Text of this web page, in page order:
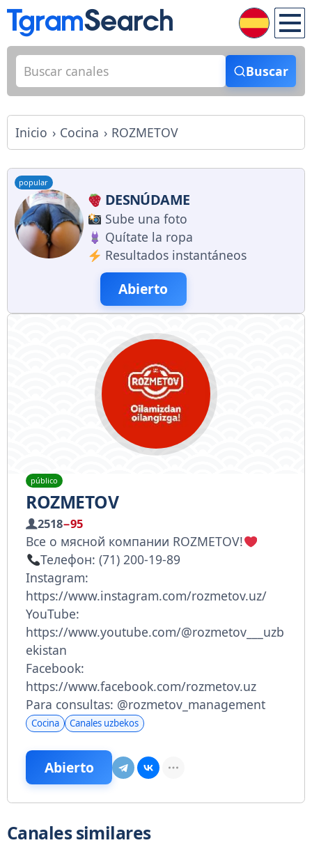
Buscar
Inicio Cocina ROZMETOV
popular
DESNÚDAME
Sube una foto
Quítate la ropa
Resultados instantáneos
Abierto
público
ROZMETOV
2518−95
Все о мясной компании ROZMETOV!
Телефон: (71) 200-19-89
Instagram:
https://www.instagram.com/rozmetov.uz/
YouTube:
https://www.youtube.com/@rozmetov___uzb
ekistan
Facebook:
https://www.facebook.com/rozmetov.uz
Para consultas: @rozmetov_management
Cocina Canales uzbekos
Abierto
Canales similares